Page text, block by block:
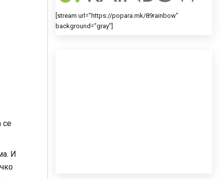
се
И
[stream url=”https://popara.mk/89rainbow”
background=”gray”]